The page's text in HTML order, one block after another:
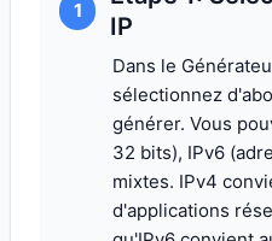
1
IP
Dans le
sélectionnez
générer. Vous
32 bits), IPv6
mixtes. IPv4
d'applications